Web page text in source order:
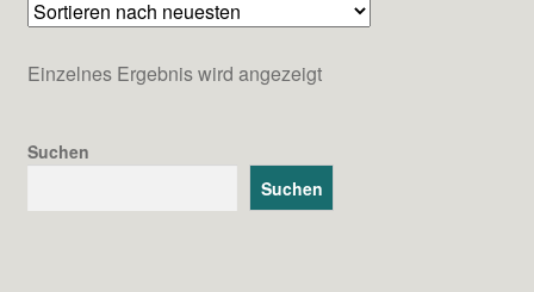
Einzelnes Ergebnis wird angezeigt
Suchen
Suchen